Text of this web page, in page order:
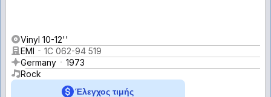
Vinyl 10-12''
EMI
1C 062-94 519
Germany
1973
Rock
Έλεγχος τιμής